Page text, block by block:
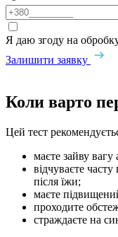
Я даю згоду на
Залишити заявку
Коли варто
Цей тест
маєте зайву
відчуваєте
після їжи;
маєте
проходите
страждаєте на